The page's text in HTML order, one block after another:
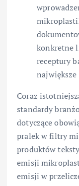
konkretne
receptury
największe
Coraz
standardy
dotyczące
pralek w filtry
produktów
emisji
emisji w